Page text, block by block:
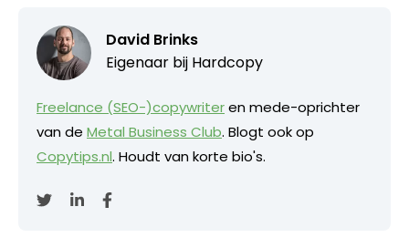
David Brinks
Eigenaar bij Hardcopy
Freelance (SEO-)copywriteren mede-oprichter
van de Metal Business Club. Blogt ook op
Copytips.nl. Houdt van korte bio's.